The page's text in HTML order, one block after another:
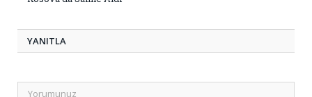
YANITLA